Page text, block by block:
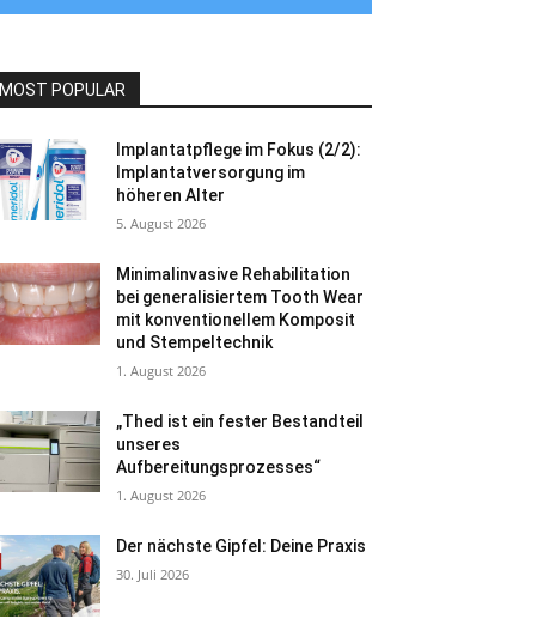
MOST POPULAR
Implantatpflege im Fokus (2/2):
Implantatversorgung im
höheren Alter
5. August 2026
Minimalinvasive Rehabilitation
bei generalisiertem Tooth Wear
mit konventionellem Komposit
und Stempeltechnik
1. August 2026
„Thed ist ein fester Bestandteil
unseres
Aufbereitungsprozesses“
1. August 2026
Der nächste Gipfel: Deine Praxis
30. Juli 2026